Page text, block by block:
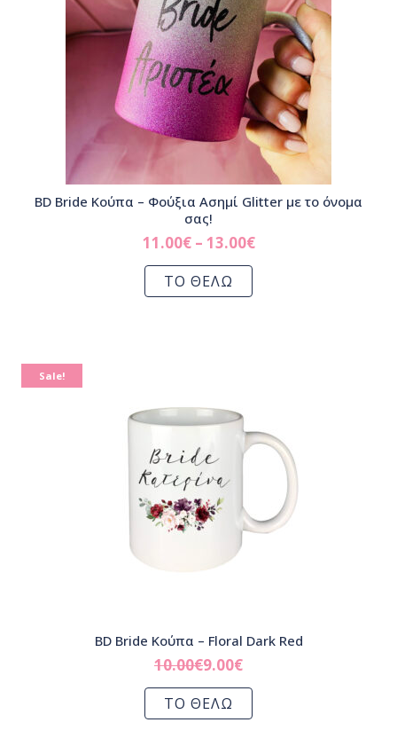
BD Bride Κούπα – Φούξια Ασημί Glitter με το όνομα
σας!
11.00€– 13.00€
ΤΟ ΘΕΛΩ
Sale!
BD Bride Κούπα – Floral Dark Red
10.00€9.00€
ΤΟ ΘΕΛΩ